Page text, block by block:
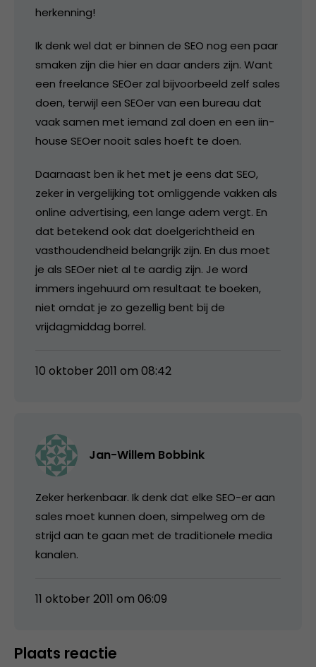
herkenning!
Ik denk wel dat er binnen de SEO nog een paar
smaken zijn die hier en daar anders zijn. Want
een freelance SEOer zal bijvoorbeeld zelf sales
doen, terwijl een SEOer van een bureau dat
vaak samen met iemand zal doen en een iin-
house SEOer nooit sales hoeft te doen.
Daarnaast ben ik het met je eens dat SEO,
zeker in vergelijking tot omliggende vakken als
online advertising, een lange adem vergt. En
dat betekend ook dat doelgerichtheid en
vasthoudendheid belangrijk zijn. En dus moet
je als SEOer niet al te aardig zijn. Je word
immers ingehuurd om resultaat te boeken,
niet omdat je zo gezellig bent bij de
vrijdagmiddag borrel.
10 oktober 2011 om 08:42
Jan-Willem Bobbink
Zeker herkenbaar. Ik denk dat elke SEO-er aan
sales moet kunnen doen, simpelweg om de
strijd aan te gaan met de traditionele media
kanalen.
11 oktober 2011 om 06:09
Plaats reactie